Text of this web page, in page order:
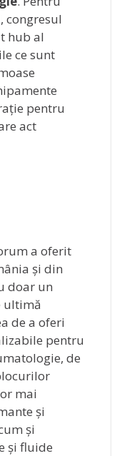
congresul
hub al
ce sunt
pentru
act
a oferit
și din
doar un
ultimă
de a oferi
pentru
de
mai
și
și
și fluide